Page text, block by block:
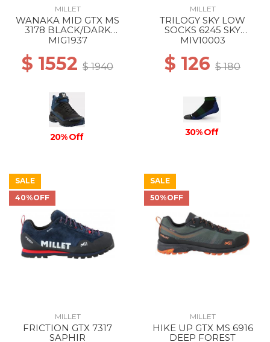
MILLET
WANAKA MID GTX MS
3178 BLACK/DARK
DENIM
MIG1937
$ 1552 $ 1940
20% Off
MILLET
TRILOGY SKY LOW
SOCKS 6245 SKY
DIVER/ACID GREEN
MIV10003
$ 126 $ 180
30% Off
SALE
40%OFF
MILLET
FRICTION GTX 7317
SAPHIR
SALE
50%OFF
MILLET
HIKE UP GTX MS 6916
DEEP FOREST